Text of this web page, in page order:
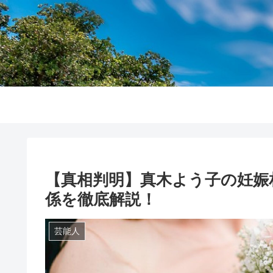
【真相判明】真木よう子の妊
係を徹底解説！
芸能人